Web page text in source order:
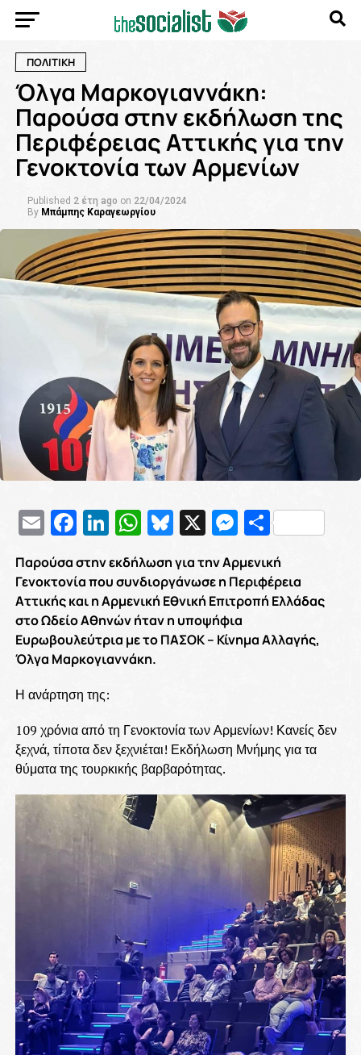
ΠΟΛΙΤΙΚΗ
Όλγα Μαρκογιαννάκη:
Παρούσα στην εκδήλωση της
Περιφέρειας Αττικής για την
Γενοκτονία των Αρμενίων
Published 2 έτη ago on 22/04/2024
By Μπάμπης Καραγεωργίου
EmailFacebook
LinkedIn
WhatsApp
Bluesky
X
Παρούσα στην εκδήλωση για την Αρμενική
Γενοκτονία που συνδιοργάνωσε η Περιφέρεια
Αττικής και η Αρμενική Εθνική Επιτροπή Ελλάδας
στο Ωδείο Αθηνών ήταν η υποψήφια
Ευρωβουλεύτρια με το ΠΑΣΟΚ – Κίνημα Αλλαγής,
Όλγα Μαρκογιαννάκη.
Η ανάρτηση της:
109 χρόνια από τη Γενοκτονία των Αρμενίων! Κανείς δεν
ξεχνά, τίποτα δεν ξεχνιέται! Εκδήλωση Μνήμης για τα
θύματα της τουρκικής βαρβαρότητας.